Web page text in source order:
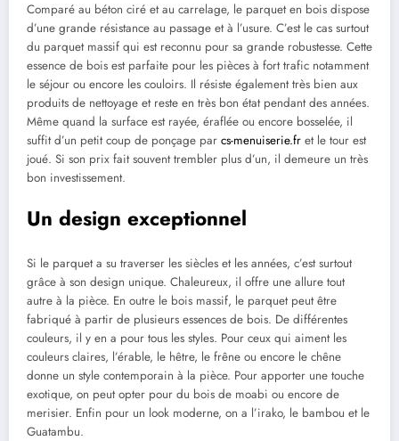
Comparé au béton ciré et au carrelage, le parquet en bois dispose
d’une grande résistance au passage et à l’usure. C’est le cas surtout
du parquet massif qui est reconnu pour sa grande robustesse. Cette
essence de bois est parfaite pour les pièces à fort trafic notamment
le séjour ou encore les couloirs. Il résiste également très bien aux
produits de nettoyage et reste en très bon état pendant des années.
Même quand la surface est rayée, éraflée ou encore bosselée, il
suffit d’un petit coup de ponçage par cs-menuiserie.fr et le tour est
joué. Si son prix fait souvent trembler plus d’un, il demeure un très
bon investissement.
Un design exceptionnel
Si le parquet a su traverser les siècles et les années, c’est surtout
grâce à son design unique. Chaleureux, il offre une allure tout
autre à la pièce. En outre le bois massif, le parquet peut être
fabriqué à partir de plusieurs essences de bois. De différentes
couleurs, il y en a pour tous les styles. Pour ceux qui aiment les
couleurs claires, l’érable, le hêtre, le frêne ou encore le chêne
donne un style contemporain à la pièce. Pour apporter une touche
exotique, on peut opter pour du bois de moabi ou encore de
merisier. Enfin pour un look moderne, on a l’irako, le bambou et le
Guatambu.